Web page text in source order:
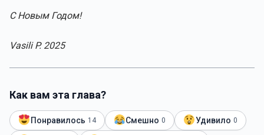
С Новым Годом!
Vasili P. 2025
Как вам эта глава?
Понравилось 14 Смешно 0 Удивило 0